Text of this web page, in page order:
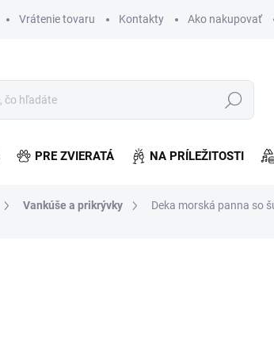
Vrátenie tovaru Kontakty Ako nakupovať
Hľadať
PRE ZVIERATÁ NA PRÍLEŽITOSTI
Vankúše a prikrývky Deka morská panna so